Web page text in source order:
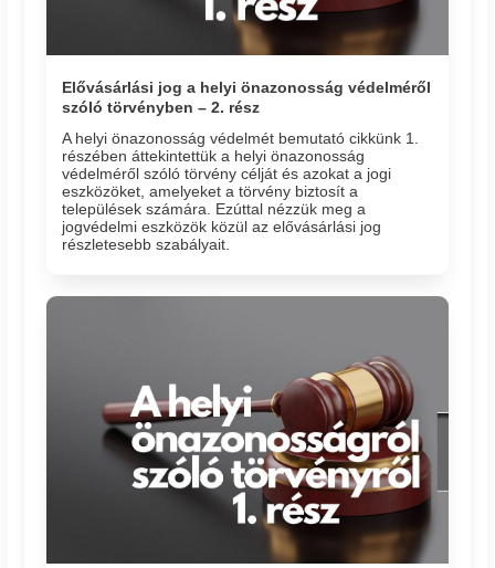
Elővásárlási jog a helyi önazonosság védelméről
szóló törvényben – 2. rész
A helyi önazonosság védelmét bemutató cikkünk 1.
részében áttekintettük a helyi önazonosság
védelméről szóló törvény célját és azokat a jogi
eszközöket, amelyeket a törvény biztosít a
települések számára. Ezúttal nézzük meg a
jogvédelmi eszközök közül az elővásárlási jog
részletesebb szabályait.